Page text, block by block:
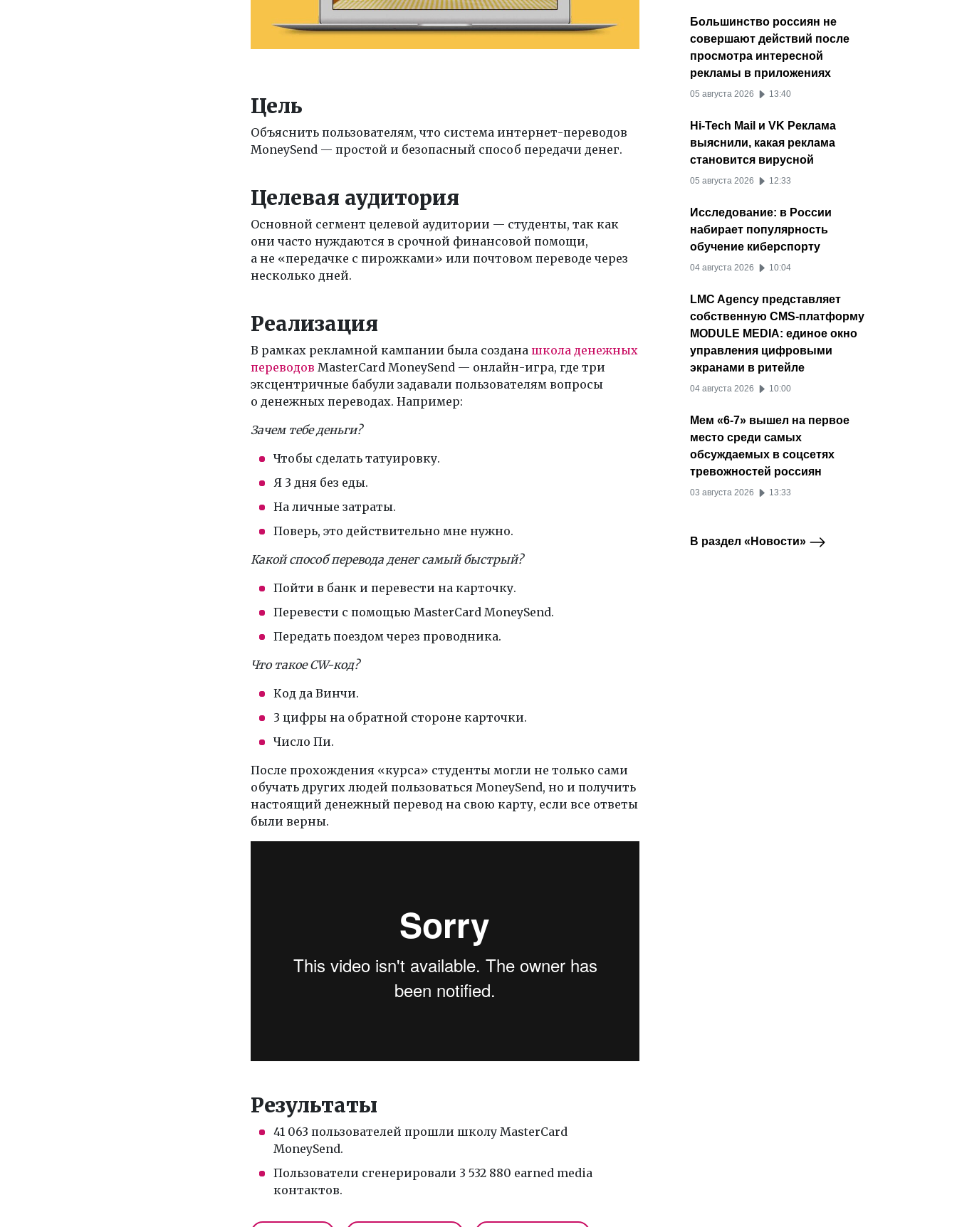
Цель
Объяснить пользователям, что система интернет-переводов
MoneySend — простой и безопасный способ передачи денег.
Целевая аудитория
Основной сегмент целевой аудитории — студенты, так как
они часто нуждаются в срочной финансовой помощи,
а не «передачке с пирожками» или почтовом переводе через
несколько дней.
Реализация
В рамках рекламной кампании была создана школа денежных
переводов MasterCard MoneySend — онлайн-игра, где три
эксцентричные бабули задавали пользователям вопросы
о денежных переводах. Например:
Зачем тебе деньги?
Чтобы сделать татуировку.
Я 3 дня без еды.
На личные затраты.
Поверь, это действительно мне нужно.
Какой способ перевода денег самый быстрый?
Пойти в банк и перевести на карточку.
Перевести с помощью MasterCard MoneySend.
Передать поездом через проводника.
Что такое CW-код?
Код да Винчи.
3 цифры на обратной стороне карточки.
Число Пи.
После прохождения «курса» студенты могли не только сами
обучать других людей пользоваться MoneySend, но и получить
настоящий денежный перевод на свою карту, если все ответы
были верны.
Результаты
41 063 пользователей прошли школу MasterCard
MoneySend.
Пользователи сгенерировали 3 532 880 earned media
контактов.
Большинство россиян не
совершают действий после
просмотра интересной
рекламы в приложениях
05 августа 2026 13:40
Hi-Tech Mail и VK Реклама
выяснили, какая реклама
становится вирусной
05 августа 2026 12:33
Исследование: в России
набирает популярность
обучение киберспорту
04 августа 2026 10:04
LMC Agency представляет
собственную CMS-платформу
MODULE MEDIA: единое окно
управления цифровыми
экранами в ритейле
04 августа 2026 10:00
Мем «6-7» вышел на первое
место среди самых
обсуждаемых в соцсетях
тревожностей россиян
03 августа 2026 13:33
В раздел «Новости»